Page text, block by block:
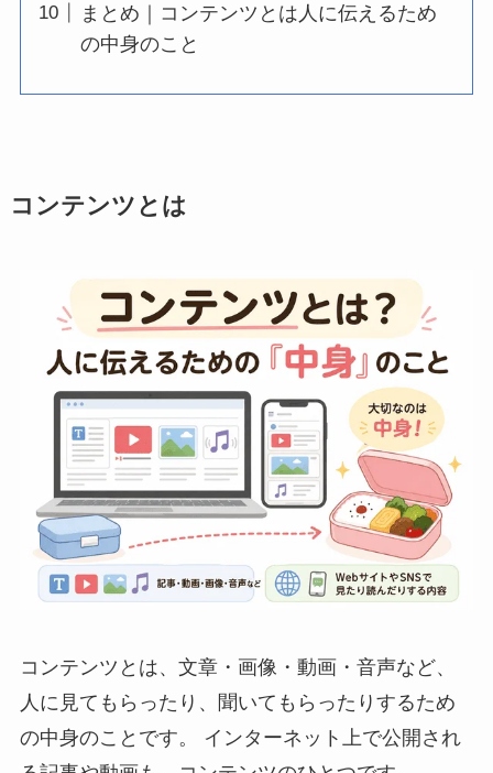
まとめ｜コンテンツとは人に伝えるため
の中身のこと
コンテンツとは
コンテンツとは、文章・画像・動画・音声など、
人に見てもらったり、聞いてもらったりするため
の中身のことです。 インターネット上で公開され